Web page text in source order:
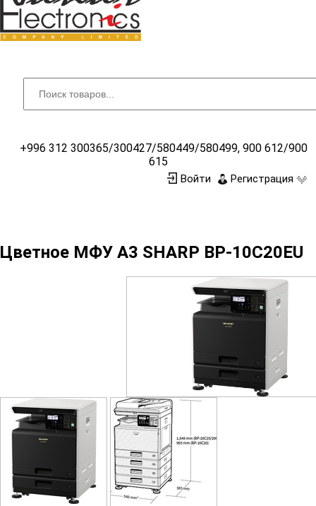
+996 312 300365/300427/580449/580499, 900 612/900
615
Войти Регистрация
Цветное МФУ А3 SHARP BP-10С20EU